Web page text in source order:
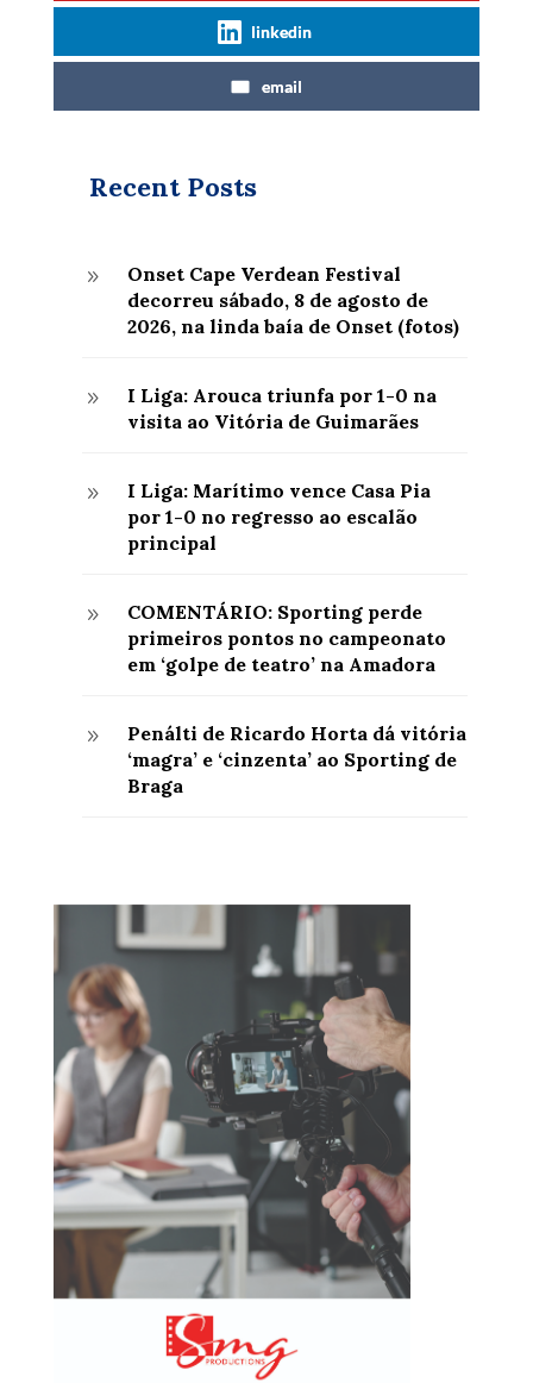
linkedin
email
Recent Posts
9
Onset Cape Verdean Festival
decorreu sábado, 8 de agosto de
2026, na linda baía de Onset (fotos)
9
I Liga: Arouca triunfa por 1-0 na
visita ao Vitória de Guimarães
9
I Liga: Marítimo vence Casa Pia
por 1-0 no regresso ao escalão
principal
9
COMENTÁRIO: Sporting perde
primeiros pontos no campeonato
em ‘golpe de teatro’ na Amadora
9
Penálti de Ricardo Horta dá vitória
‘magra’ e ‘cinzenta’ ao Sporting de
Braga